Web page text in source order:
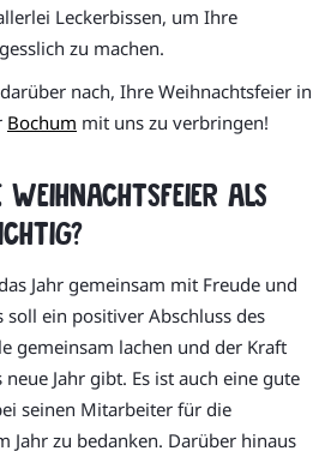
Leckerbissen, um Ihre
zu machen.
nach, Ihre Weihnachtsfeier in
Bochum mit uns zu verbringen!
Weihnachtsfeier als
Jahr gemeinsam mit Freude und
soll ein positiver Abschluss des
gemeinsam lachen und der Kraft
Jahr gibt. Es ist auch eine gute
seinen Mitarbeiter für die
Jahr zu bedanken. Darüber hinaus